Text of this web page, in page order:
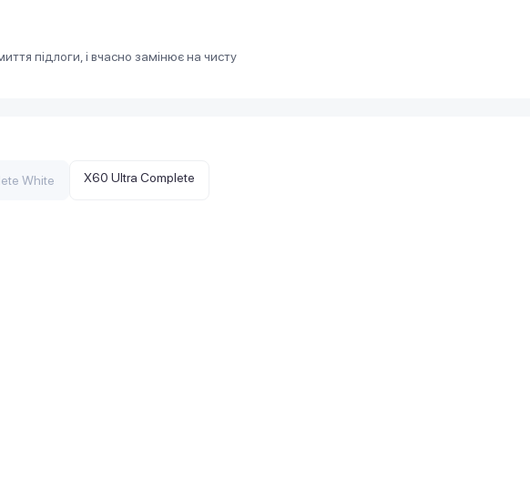
підлоги, і вчасно замінює на чисту
White X60 Ultra Complete